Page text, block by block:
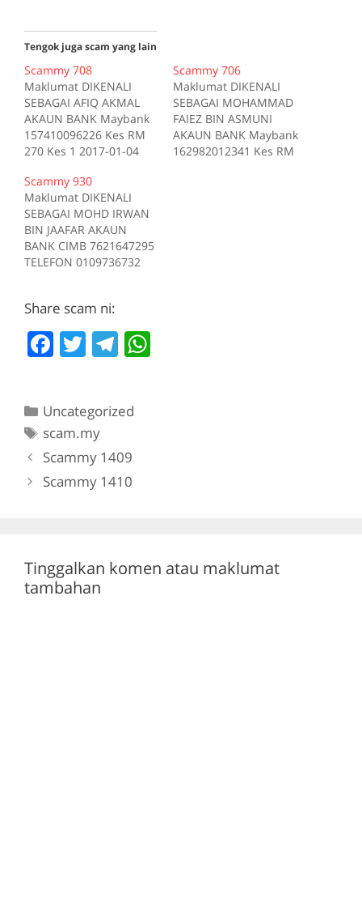
Tengok juga scam yang lain
Scammy 708
Maklumat DIKENALI
SEBAGAI AFIQ AKMAL
AKAUN BANK Maybank
157410096226 Kes RM
270 Kes 1 2017-01-04
Sumber scam.my id:708
Scammy 706
Maklumat DIKENALI
SEBAGAI MOHAMMAD
FAIEZ BIN ASMUNI
AKAUN BANK Maybank
162982012341 Kes RM
Scammy 930
Maklumat DIKENALI
SEBAGAI MOHD IRWAN
BIN JAAFAR AKAUN
BANK CIMB 7621647295
TELEFON 0109736732
deskripsi Sumber
Share scam ni:
F
e
b
o
T
er
T
gr
a
m
Categories
Uncategorized
Tags
scam.my
Scammy 1409
Scammy 1410
Tinggalkan komen atau maklumat
tambahan